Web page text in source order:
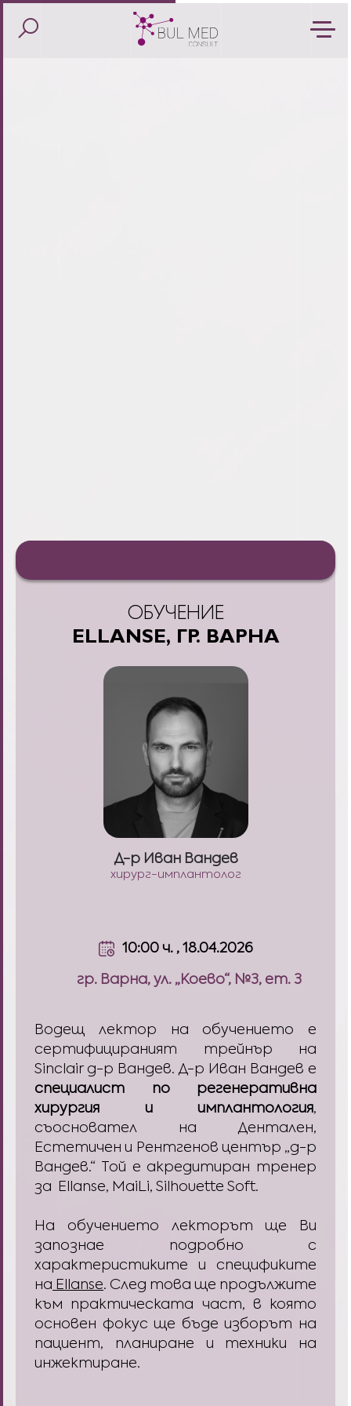
ОБУЧЕНИЕ
ELLANSE, ГР. ВАРНА
Д-р Иван Вандев
хирург-имплантолог
10:00 ч. , 18.04.2026
гр. Варна, ул. „Коево“, №3, ет. 3
Водещ лектор на обучението е
сертифицираният трейнър на
Sinclair д-р Вандев. Д-р Иван Вандев е
специалист по регенеративна
хирургия и имплантология,
съосновател на Дентален,
Естетичен и Рентгенов център „д-р
Вандев.“ Той е акредитиран тренер
за Ellanse, MaiLi, Silhouette Soft.
На обучението лекторът ще Ви
запознае подробно с
характеристиките и спецификите
на Ellanse. След това ще продължите
към практическата част, в която
основен фокус ще бъде изборът на
пациент, планиране и техники на
инжектиране.